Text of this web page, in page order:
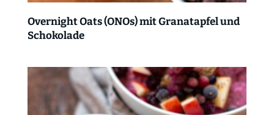
Overnight Oats (ONOs) mit Granatapfel und
Schokolade